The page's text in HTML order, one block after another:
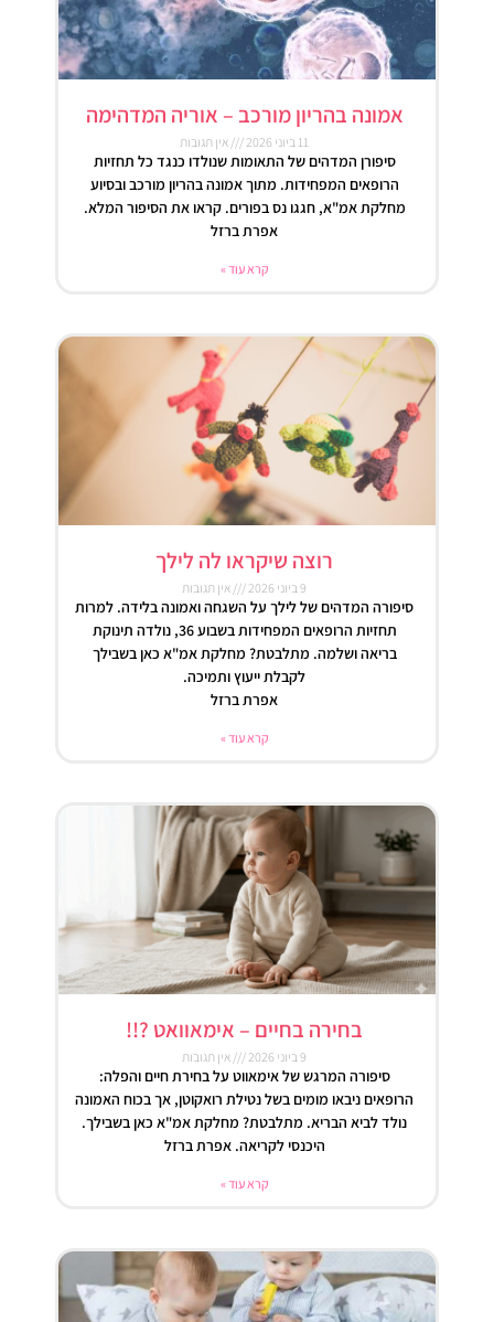
אמונה בהריון מורכב – אוריה המדהימה
11 ביוני 2026 אין תגובות
סיפורן המדהים של התאומות שנולדו כנגד כל תחזיות
הרופאים המפחידות. מתוך אמונה בהריון מורכב ובסיוע
מחלקת אמ"א, חגגו נס בפורים. קראו את הסיפור המלא.
אפרת ברזל
קרא עוד »
רוצה שיקראו לה לילך
9 ביוני 2026 אין תגובות
סיפורה המדהים של לילך על השגחה ואמונה בלידה. למרות
תחזיות הרופאים המפחידות בשבוע 36, נולדה תינוקת
בריאה ושלמה. מתלבטת? מחלקת אמ"א כאן בשבילך
לקבלת ייעוץ ותמיכה.
אפרת ברזל
קרא עוד »
בחירה בחיים – אימאוואט ?!!
9 ביוני 2026 אין תגובות
סיפורה המרגש של אימאווט על בחירת חיים והפלה:
הרופאים ניבאו מומים בשל נטילת רואקוטן, אך בכוח האמונה
נולד לביא הבריא. מתלבטת? מחלקת אמ"א כאן בשבילך.
היכנסי לקריאה. אפרת ברזל
קרא עוד »